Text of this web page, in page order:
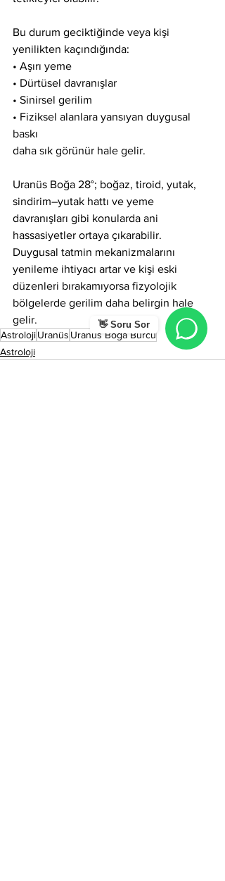
👋 Soru Sor
Bu durum geciktiğinde veya kişi
yenilikten kaçındığında:
• Aşırı yeme
• Dürtüsel davranışlar
• Sinirsel gerilim
• Fiziksel alanlara yansıyan duygusal
baskı
daha sık görünür hale gelir.
Uranüs Boğa 28°; boğaz, tiroid, yutak,
sindirim–yutak hattı ve yeme
davranışları gibi konularda ani
hassasiyetler ortaya çıkarabilir.
Duygusal tatmin mekanizmalarını
yenileme ihtiyacı artar ve kişi eski
düzenleri bırakamıyorsa fizyolojik
bölgelerde gerilim daha belirgin hale
gelir.
AstrolojiUranüs Uranüs Boğa Burcu
Astroloji